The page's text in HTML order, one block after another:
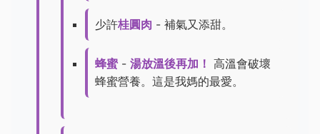
少許桂圓肉 - 補氣又添甜。
蜂蜜- 湯放溫後再加！ 高溫會破壞
蜂蜜營養。這是我媽的最愛。